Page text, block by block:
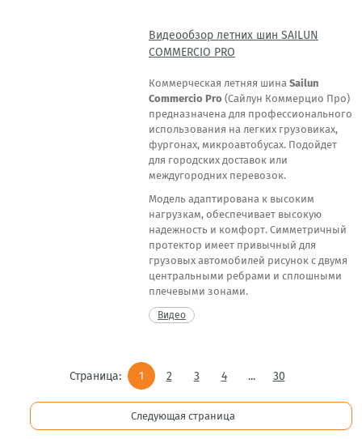
Видеообзор летних шин SAILUN
COMMERCIO PRO
Коммерческая летняя шина Sailun
Commercio Pro (Сайлун Коммерцио Про)
предназначена для профессионального
использования на легких грузовиках,
фургонах, микроавтобусах. Подойдет
для городских доставок или
междугородних перевозок.
Модель адаптирована к высоким
нагрузкам, обеспечивает высокую
надежность и комфорт. Симметричный
протектор имеет привычный для
грузовых автомобилей рисунок с двумя
центральными ребрами и сплошными
плечевыми зонами.
Видео
Страница: 1 2 3 4 ... 30
Следующая страница